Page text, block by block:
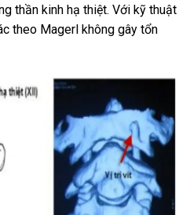
thần kinh hạ thiệt. Với kỹ thuật
theo Magerl không gây tổn